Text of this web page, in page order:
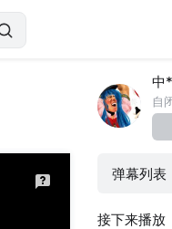
中
弹幕列表
接下来播放